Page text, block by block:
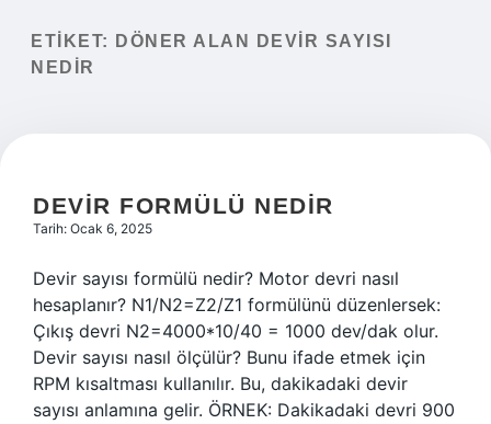
Yasal Uyarı
ETIKET:
DÖNER ALAN DEVIR SAYISI
NEDIR
DEVIR FORMÜLÜ NEDIR
Tarih: Ocak 6, 2025
Devir sayısı formülü nedir? Motor devri nasıl
hesaplanır? N1/N2=Z2/Z1 formülünü düzenlersek:
Çıkış devri N2=4000*10/40 = 1000 dev/dak olur.
Devir sayısı nasıl ölçülür? Bunu ifade etmek için
RPM kısaltması kullanılır. Bu, dakikadaki devir
sayısı anlamına gelir. ÖRNEK: Dakikadaki devri 900